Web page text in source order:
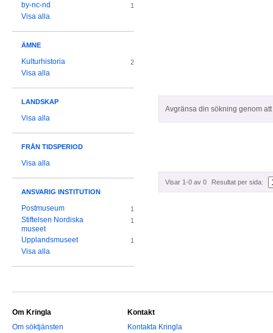
Avgränsa din sökning genom
Visar 1-0 av 0 Resultat per sida:
by-nc-nd 1
Visa alla
ÄMNE
Kulturhistoria 2
Visa alla
LANDSKAP
Visa alla
FRÅN TIDSPERIOD
Visa alla
ANSVARIG INSTITUTION
Postmuseum 1
Stiftelsen Nordiska
museet
1
Upplandsmuseet 1
Visa alla
Om Kringla
Om söktjänsten
Kontakt
Kontakta Kringla